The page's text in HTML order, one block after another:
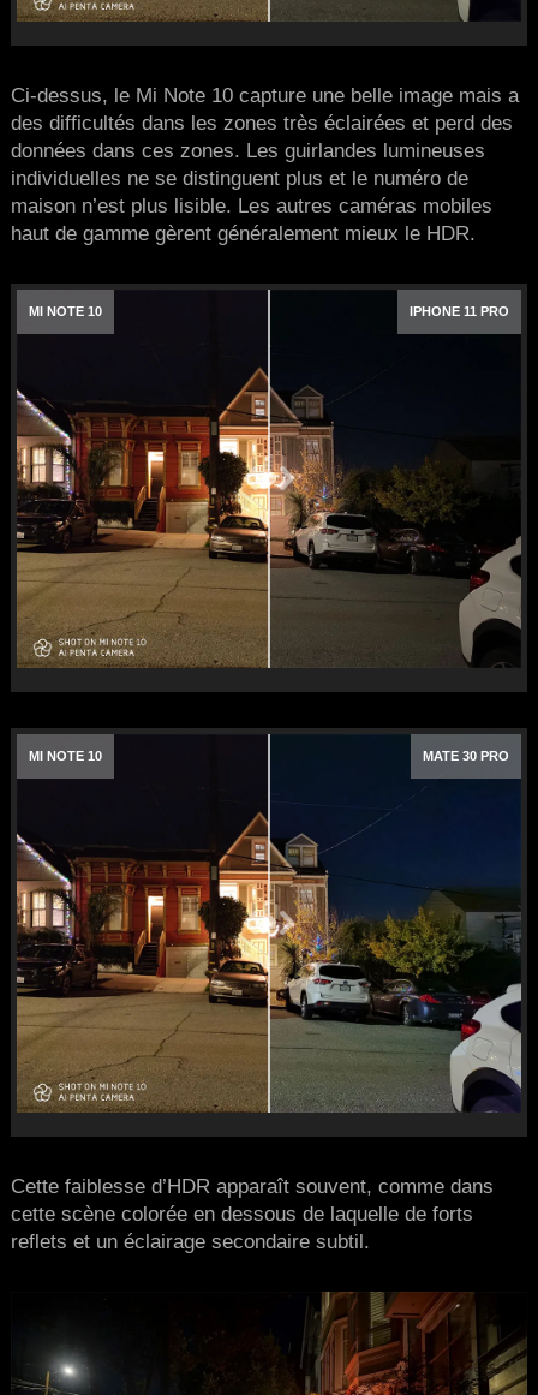
Ci-dessus, le Mi Note 10 capture une belle image mais a
des difficultés dans les zones très éclairées et perd des
données dans ces zones. Les guirlandes lumineuses
individuelles ne se distinguent plus et le numéro de
maison n’est plus lisible. Les autres caméras mobiles
haut de gamme gèrent généralement mieux le HDR.
MI NOTE 10 IPHONE 11 PRO
MI NOTE 10 MATE 30 PRO
Cette faiblesse d’HDR apparaît souvent, comme dans
cette scène colorée en dessous de laquelle de forts
reflets et un éclairage secondaire subtil.